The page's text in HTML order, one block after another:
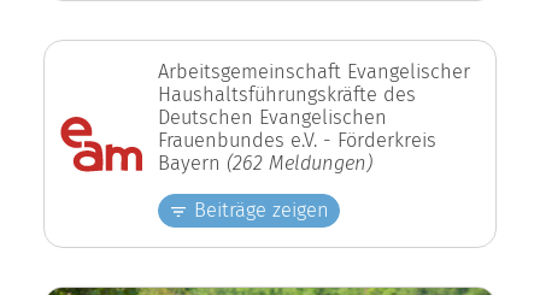
Arbeitsgemeinschaft Evangelischer
Haushaltsführungskräfte des
Deutschen Evangelischen
Frauenbundes e.V. - Förderkreis
Bayern (262 Meldungen)
Beiträge zeigen